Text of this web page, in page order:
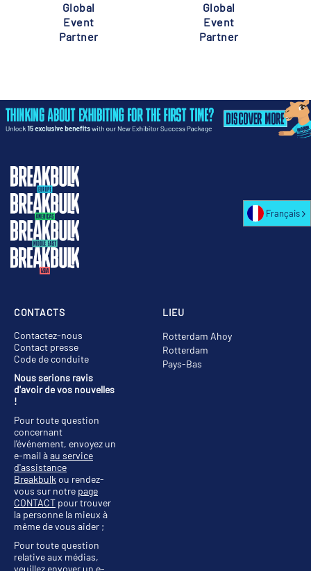
Global
Event
Partner
Global
Event
Partner
LIEU
Rotterdam Ahoy
Rotterdam
Pays-Bas
CONTACTS
Contactez-nous
Contact presse
Code de conduite
Nous serions ravis
d'avoir de vos nouvelles
!
Pour toute question
concernant
l'événement, envoyez un
e-mail àau service
d'assistance
Breakbulk ou rendez-
vous sur notre page
CONTACT pour trouver
la personne la mieux à
même de vous aider ;
Pour toute question
relative aux médias,
veuillez envoyer un e-
Français